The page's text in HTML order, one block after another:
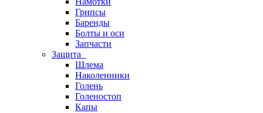
Грипсы
Баренды
Болты и оси
Запчасти
Защита
Шлема
Наколенники
Голень
Голеностоп
Капы